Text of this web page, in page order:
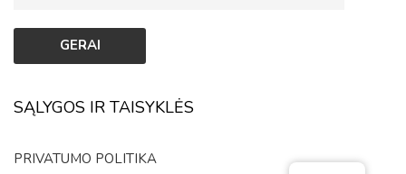
SĄLYGOS IR TAISYKLĖS
PRIVATUMO POLITIKA